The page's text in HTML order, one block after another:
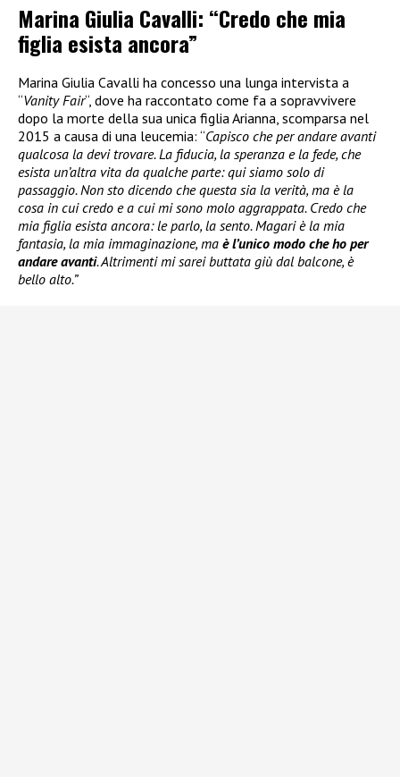
Marina Giulia Cavalli: “Credo che mia
figlia esista ancora”
Marina Giulia Cavalli ha concesso una lunga intervista a
“Vanity Fair“, dove ha raccontato come fa a sopravvivere
dopo la morte della sua unica figlia Arianna, scomparsa nel
2015 a causa di una leucemia: “Capisco che per andare avanti
qualcosa la devi trovare. La fiducia, la speranza e la fede, che
esista un’altra vita da qualche parte: qui siamo solo di
passaggio. Non sto dicendo che questa sia la verità, ma è la
cosa in cui credo e a cui mi sono molo aggrappata. Credo che
mia figlia esista ancora: le parlo, la sento. Magari è la mia
fantasia, la mia immaginazione, ma è l’unico modo che ho per
andare avanti. Altrimenti mi sarei buttata giù dal balcone, è
bello alto.”